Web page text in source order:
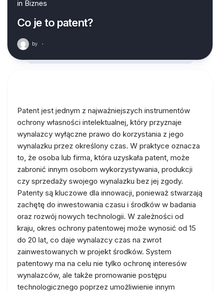
in Biznes
Co je to patent?
by ·
Patent jest jednym z najważniejszych instrumentów
ochrony własności intelektualnej, który przyznaje
wynalazcy wyłączne prawo do korzystania z jego
wynalazku przez określony czas. W praktyce oznacza
to, że osoba lub firma, która uzyskała patent, może
zabronić innym osobom wykorzystywania, produkcji
czy sprzedaży swojego wynalazku bez jej zgody.
Patenty są kluczowe dla innowacji, ponieważ stwarzają
zachętę do inwestowania czasu i środków w badania
oraz rozwój nowych technologii. W zależności od
kraju, okres ochrony patentowej może wynosić od 15
do 20 lat, co daje wynalazcy czas na zwrot
zainwestowanych w projekt środków. System
patentowy ma na celu nie tylko ochronę interesów
wynalazców, ale także promowanie postępu
technologicznego poprzez umożliwienie innym